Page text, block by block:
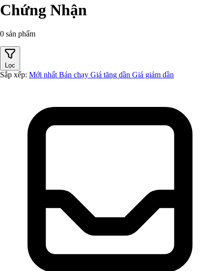
Chứng Nhận
0 sản phẩm
Lọc
Sắp xếp: Mới nhất Bán chạy Giá tăng dần Giá giảm dần